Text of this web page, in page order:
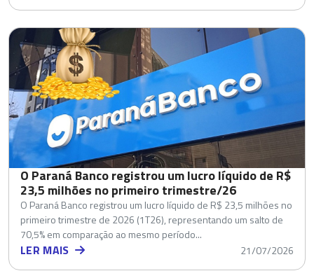
O Paraná Banco registrou um lucro líquido de R$
23,5 milhões no primeiro trimestre/26
O Paraná Banco registrou um lucro líquido de R$ 23,5 milhões no
primeiro trimestre de 2026 (1T26), representando um salto de
70,5% em comparação ao mesmo período...
LER MAIS 21/07/2026